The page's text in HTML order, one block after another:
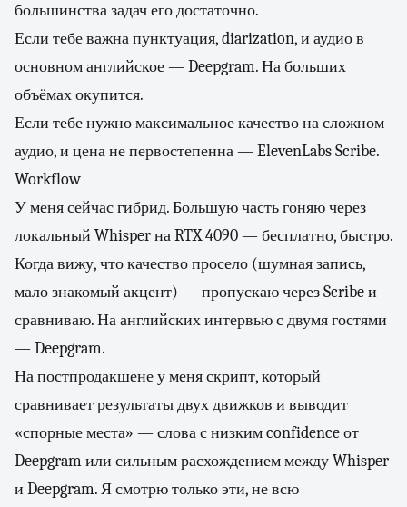
большинства задач его достаточно.
Если тебе важна пунктуация, diarization, и аудио в
основном английское — Deepgram. На больших
объёмах окупится.
Если тебе нужно максимальное качество на сложном
аудио, и цена не первостепенна — ElevenLabs Scribe.
Workflow
У меня сейчас гибрид. Большую часть гоняю через
локальный Whisper на RTX 4090 — бесплатно, быстро.
Когда вижу, что качество просело (шумная запись,
мало знакомый акцент) — пропускаю через Scribe и
сравниваю. На английских интервью с двумя гостями
— Deepgram.
На постпродакшене у меня скрипт, который
сравнивает результаты двух движков и выводит
«спорные места» — слова с низким confidence от
Deepgram или сильным расхождением между Whisper
и Deepgram. Я смотрю только эти, не всю